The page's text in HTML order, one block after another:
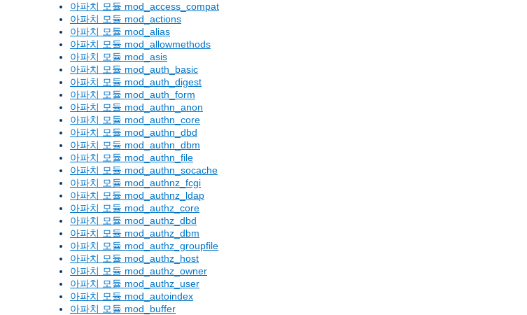
아파치 모듈 mod_access_compat
아파치 모듈 mod_actions
아파치 모듈 mod_alias
아파치 모듈 mod_allowmethods
아파치 모듈 mod_asis
아파치 모듈 mod_auth_basic
아파치 모듈 mod_auth_digest
아파치 모듈 mod_auth_form
아파치 모듈 mod_authn_anon
아파치 모듈 mod_authn_core
아파치 모듈 mod_authn_dbd
아파치 모듈 mod_authn_dbm
아파치 모듈 mod_authn_file
아파치 모듈 mod_authn_socache
아파치 모듈 mod_authnz_fcgi
아파치 모듈 mod_authnz_ldap
아파치 모듈 mod_authz_core
아파치 모듈 mod_authz_dbd
아파치 모듈 mod_authz_dbm
아파치 모듈 mod_authz_groupfile
아파치 모듈 mod_authz_host
아파치 모듈 mod_authz_owner
아파치 모듈 mod_authz_user
아파치 모듈 mod_autoindex
아파치 모듈 mod_buffer